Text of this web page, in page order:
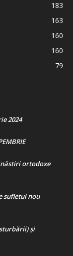
183
163
160
160
79
2024
ortodoxe
sufletul nou
şi